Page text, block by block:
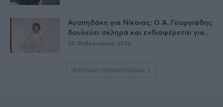
Αγαπηδάκη για Νίκαιας: Ο Ά. Γεωργιάδης
δουλεύει σκληρά και ενδιαφέρεται για...
20 Φεβρουαρίου 2026
Φόρτωση περισσοτέρων